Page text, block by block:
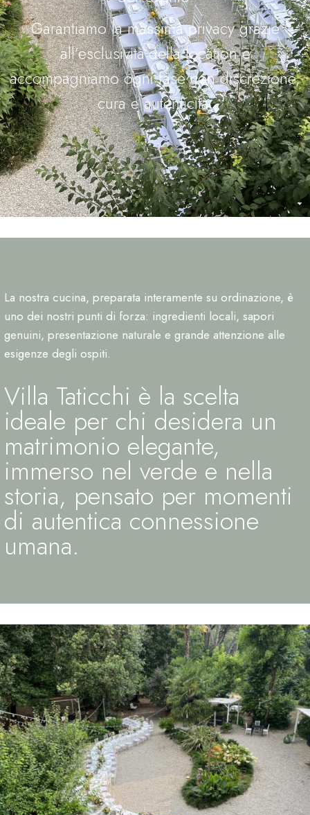
Garantiamo la massima privacy grazie
all’esclusività della location e
accompagniamo ogni fase con discrezione,
cura e autenticità.
La nostra cucina, preparata interamente su ordinazione, è
uno dei nostri punti di forza: ingredienti locali, sapori
genuini, presentazione naturale e grande attenzione alle
esigenze degli ospiti.
Villa Taticchi è la scelta
ideale per chi desidera un
matrimonio elegante,
immerso nel verde e nella
storia, pensato per momenti
di autentica connessione
umana.